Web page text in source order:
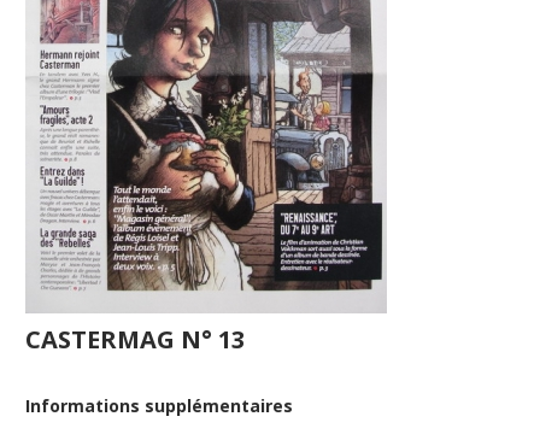
CASTERMAG N° 13
Informations supplémentaires